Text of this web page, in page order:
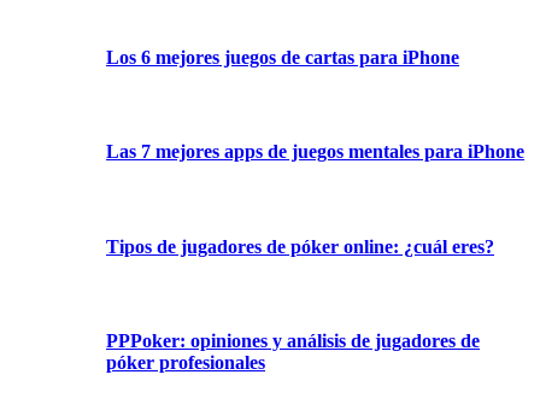
Los 6 mejores juegos de cartas para iPhone
Las 7 mejores apps de juegos mentales para iPhone
Tipos de jugadores de póker online: ¿cuál eres?
PPPoker: opiniones y análisis de jugadores de
póker profesionales